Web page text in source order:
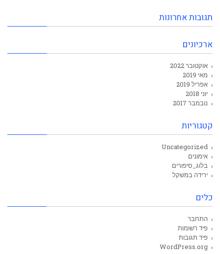
תגובות אחרונות
ארכיונים
אוקטובר 2022
מאי 2019
אפריל 2019
יוני 2018
נובמבר 2017
קטגוריות
Uncategorized
אימונים
בלוג_סיפורים
ירידה במשקל
כלים
התחבר
פיד רשומות
פיד תגובות
WordPress.org